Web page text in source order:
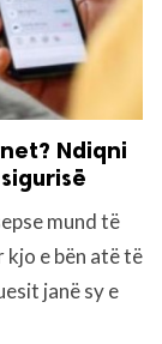
Ndiqni
mund të
kjo e bën atë të
janë sy e